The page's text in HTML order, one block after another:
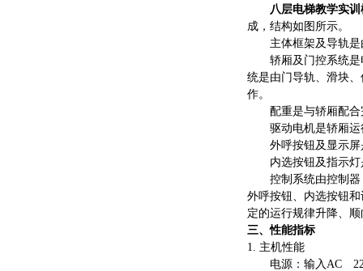
八层电梯教学实训
成，结构如图所示。
主体框架及导轨
轿厢及门控系统
统是由门导轨、滑块
作。
配重是与轿厢配
驱动电机是轿厢
外呼按钮及显示
内选按钮及指示
控制系统由控制
外呼按钮、内选按钮
定的运行规律升降、
三、性能指标
1. 主机性能
电源：输入AC